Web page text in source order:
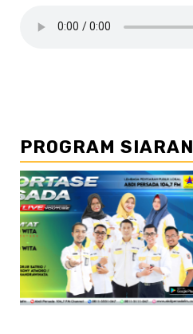
PROGRAM SIARAN
//2